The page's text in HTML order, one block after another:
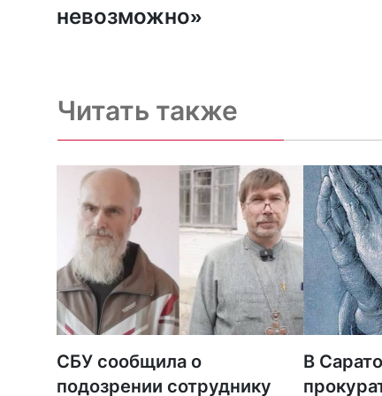
невозможно»
Читать также
СБУ сообщила о
подозрении сотруднику
В